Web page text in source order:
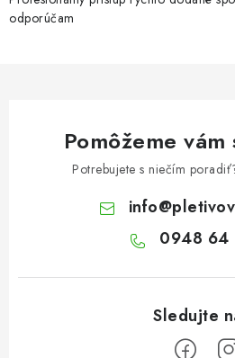
odporúčam
Pomôžeme
Potrebujete s niečím
info@
0948 64